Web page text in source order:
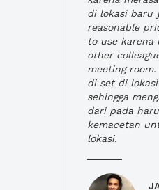
di lokasi baru
reasonable
to use karena
other
meeting
di set di lokasi
sehingga
dari pada
kemacetan
lokasi.